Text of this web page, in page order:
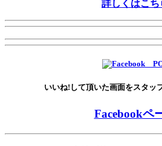
詳しくはこち
いいね!して頂いた画面をスタッ
Facebookペ